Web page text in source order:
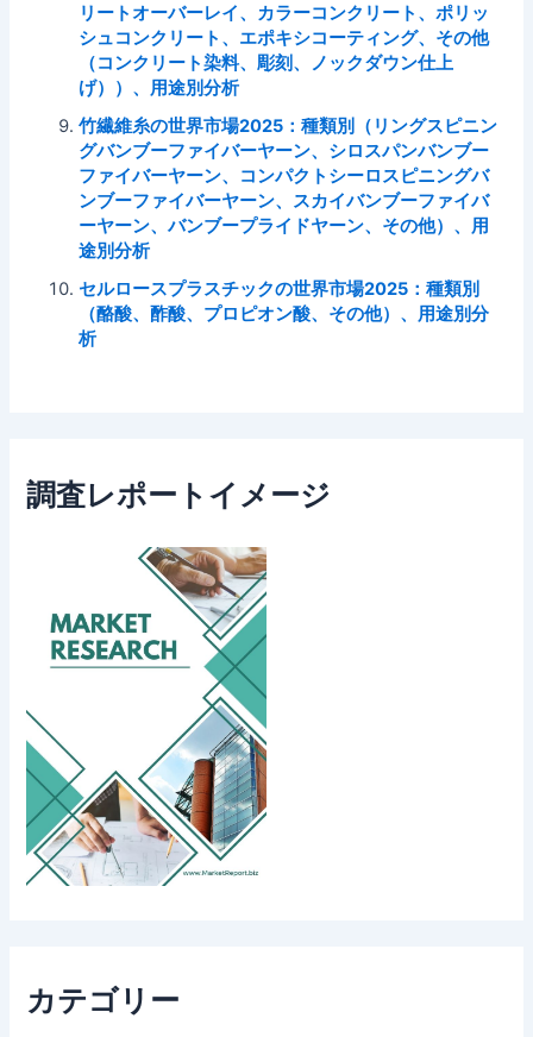
リートオーバーレイ、カラーコンクリート、ポリッ
シュコンクリート、エポキシコーティング、その他
（コンクリート染料、彫刻、ノックダウン仕上
げ））、用途別分析
竹繊維糸の世界市場2025：種類別（リングスピニン
グバンブーファイバーヤーン、シロスパンバンブー
ファイバーヤーン、コンパクトシーロスピニングバ
ンブーファイバーヤーン、スカイバンブーファイバ
ーヤーン、バンブープライドヤーン、その他）、用
途別分析
セルロースプラスチックの世界市場2025：種類別
（酪酸、酢酸、プロピオン酸、その他）、用途別分
析
調査レポートイメージ
カテゴリー